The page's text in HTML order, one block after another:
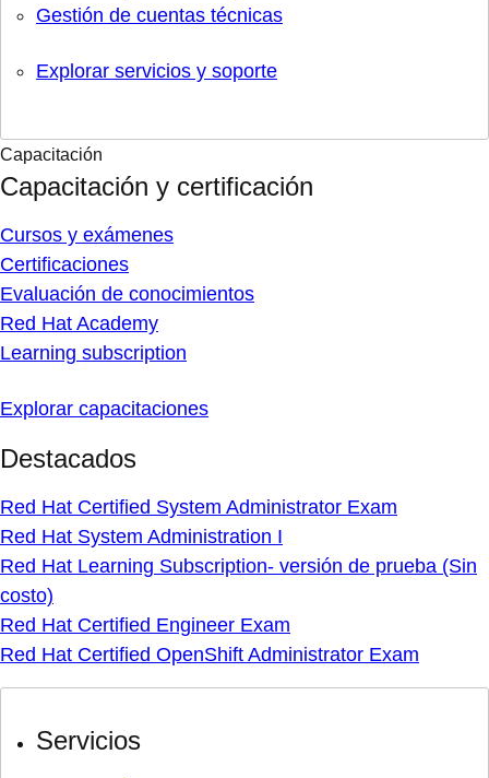
Gestión de cuentas técnicas
Explorar servicios y soporte
Capacitación
Capacitación y certificación
Cursos y exámenes
Certificaciones
Evaluación de conocimientos
Red Hat Academy
Learning subscription
Explorar capacitaciones
Destacados
Red Hat Certified System Administrator Exam
Red Hat System Administration I
Red Hat Learning Subscription- versión de prueba (Sin
costo)
Red Hat Certified Engineer Exam
Red Hat Certified OpenShift Administrator Exam
Servicios